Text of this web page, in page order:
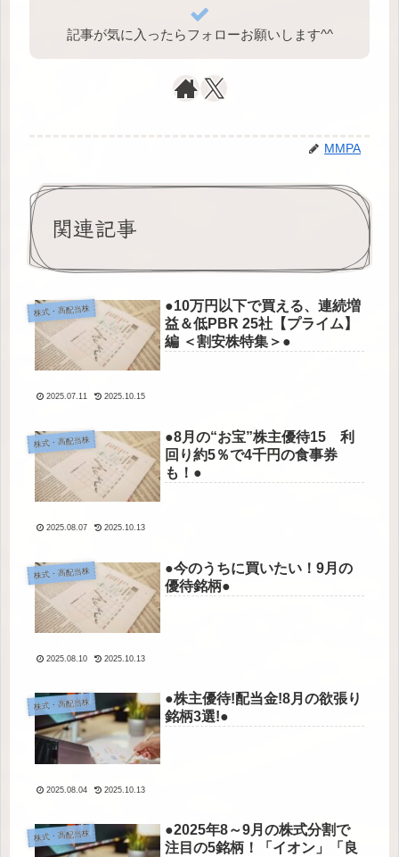
記事が気に入ったらフォローお願いします^⁠^⁠
MMPA
関連記事
株式・高配当株
●10万円以下で買える、連続増
益＆低PBR 25社【プライム】
編 ＜割安株特集＞●
2025.07.11 2025.10.15
株式・高配当株
●8月の“お宝”株主優待15 利
回り約5％で4千円の食事券
も！●
2025.08.07 2025.10.13
株式・高配当株
●今のうちに買いたい！9月の
優待銘柄●
2025.08.10 2025.10.13
株式・高配当株
●株主優待!配当金!8月の欲張り
銘柄3選!●
2025.08.04 2025.10.13
株式・高配当株
●2025年8～9月の株式分割で
注目の5銘柄！「イオン」「良